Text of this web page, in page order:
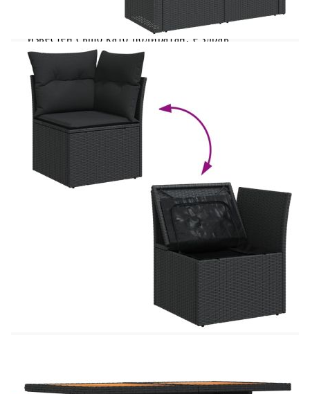
приятелите или просто за почивка и забавление
на открито. Издръжлив материал: PE ратан,
известен също като полиратан, е здрав
синтетичен материал с малко необходима
поддръжка, който прилича на естествен ратан.
Той е лек, лесен за почистване и често се
използва за външни мебели поради своята
издръжливост и устойчивост на атмосферни
влияния.Функция за съхранение с
водоустойчива чанта: Градинската мебел
разполага с място за съхранение под седалката,
допълнено с водоустойчива чанта за съхранение
на възглавници, играчки и други предмети.
Вътрешната чанта може да бъде здраво
закрепена към външната мебел със закопчалки
за допълнителна стабилност.Регулируем плот:
Плотът може да се повдигне, за да направи
масата по-висока, което трансформира
външната маса от маса за кафе в маса за
хранене. Идеална е за гости или за хранене
навън.Калъф, който може да се сваля и може да
се пере: Тези възглавници за седалки имат
подвижни калъфи за лесно пране и
поддръжка.Модулен дизайн: Този комплект
външни мебели има модулен дизайн, което го
прави напълно гъвкав и лесен за преместване,
ги защитите с водоустойчиво покривало.